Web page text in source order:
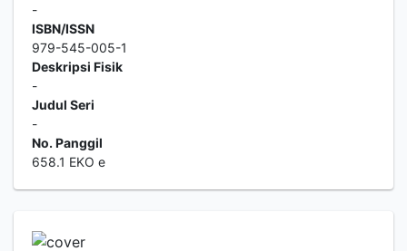
-
ISBN/ISSN
979-545-005-1
Deskripsi Fisik
-
Judul Seri
-
No. Panggil
658.1 EKO e